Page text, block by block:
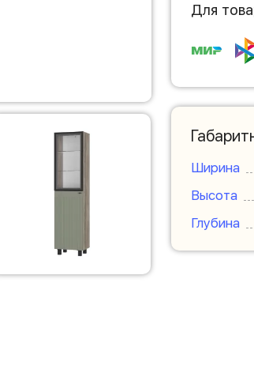
Для
Ширина
Высота
Глубина